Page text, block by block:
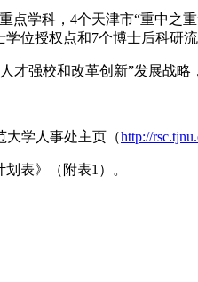
学科，4个天津市“重中之
位授权点和7个博士后科研流
强校和改革创新”发展战
大学人事处主页（http://
表》（附表1）。